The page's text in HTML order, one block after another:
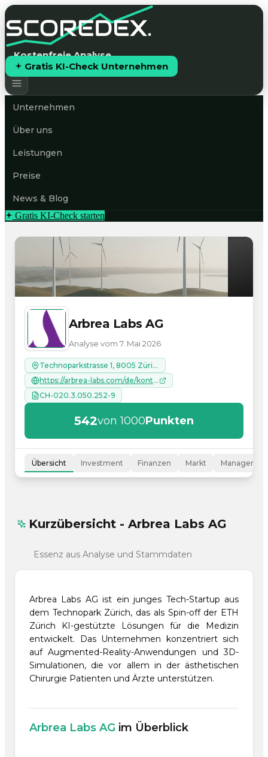
Kostenfreie Analyse
Gratis KI-Check Unternehmen
Unternehmen
Über uns
Leistungen
Preise
News & Blog
Gratis KI-Check starten
Arbrea Labs AG
Analyse vom 7. Mai 2026
Technoparkstrasse 1, 8005 Zürich
https://arbrea-labs.com/de/kontakt
CH-020.3.050.252-9
542von 1000Punkten
Übersicht Investment Finanzen Markt
Kurzübersicht - Arbrea Labs AG
Essenz aus Analyse und Stammdaten
Arbrea Labs AG ist ein junges Tech-Startup aus
dem Technopark Zürich, das als Spin-off der ETH
Zürich KI-gestützte Lösungen für die Medizin
entwickelt. Das Unternehmen konzentriert sich
auf Augmented-Reality-Anwendungen und 3D-
Simulationen, die vor allem in der ästhetischen
Chirurgie Patienten und Ärzte unterstützen.
Arbrea Labs AG im Überblick